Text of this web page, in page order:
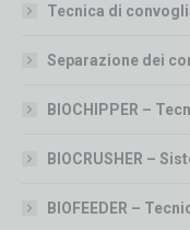
Tecnica di
Separazione dei
BIOCHIPPER –
BIOCRUSHER –
BIOFEEDER –